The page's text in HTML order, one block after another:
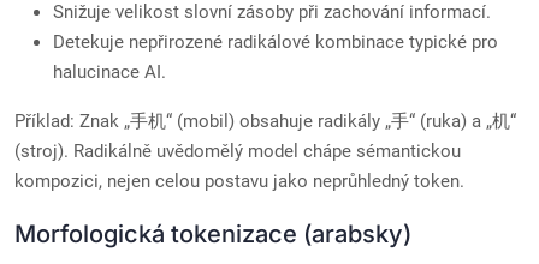
Snižuje velikost slovní zásoby při zachování informací.
Detekuje nepřirozené radikálové kombinace typické pro
halucinace AI.
Příklad: Znak „手机“ (mobil) obsahuje radikály „手“ (ruka) a „机“
(stroj). Radikálně uvědomělý model chápe sémantickou
kompozici, nejen celou postavu jako neprůhledný token.
Morfologická tokenizace (arabsky)